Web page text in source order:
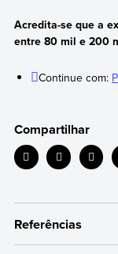
Acredita-se que a
entre 80 mil e 200
Continue com:
Compartilhar
Referências